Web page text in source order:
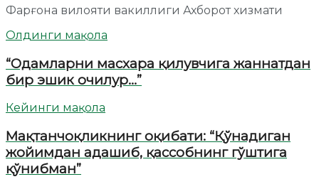
Фарғона вилояти вакиллиги Ахборот хизмати
Олдинги мақола
“Одамларни масхара қилувчига жаннатдан
бир эшик очилур…”
Кейинги мақола
Мақтанчоқликнинг оқибати: “Қўнадиган
жойимдан адашиб, қассобнинг гўштига
қўнибман”